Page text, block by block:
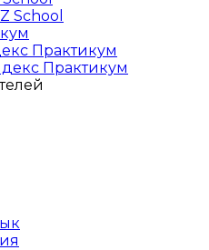
School
Практикум
Практикум